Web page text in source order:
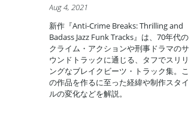
Aug 4, 2021
新作『Anti-Crime Breaks: Thrilling and
Badass Jazz Funk Tracks』は、70年代の
クライム・アクションや刑事ドラマのサ
ウンドトラックに通じる、タフでスリリ
ングなブレイクビーツ・トラック集。こ
の作品を作るに至った経緯や制作スタイ
ルの変化などを解説。